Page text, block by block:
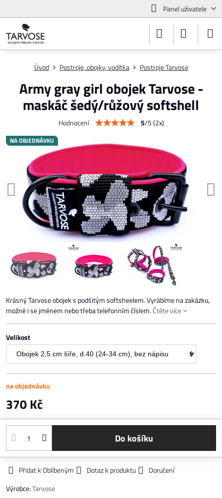
Panel uživatele
NA OBJEDNÁVKU
Úvod Postroje, obojky, vodítka Postroje Tarvose
Army gray girl obojek Tarvose -
maskáč šedý/růžový softshell
Hodnocení 5/5(2x)
Krásný Tarvose obojek s podšitým softsheelem. Vyrábíme na zakázku,
možné i se jménem nebo třeba telefonním číslem.Čtěte více
Velikost
na objednávku
370 Kč
Do košíku
Přidat k Oblíbeným Dotaz k produktu
Doručení
Výrobce:Tarvose